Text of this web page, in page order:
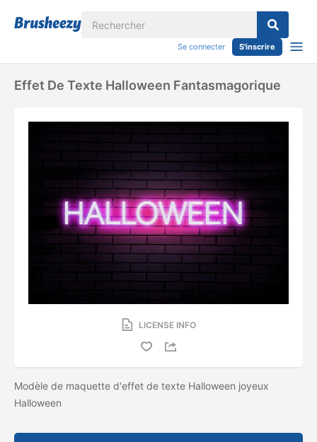
Se connecter S'inscrire
Effet De Texte Halloween Fantasmagorique
LICENSE INFO
Modèle de maquette d'effet de texte Halloween joyeux
Halloween